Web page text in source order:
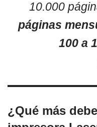
10.000
páginas
100 a
¿Qué más